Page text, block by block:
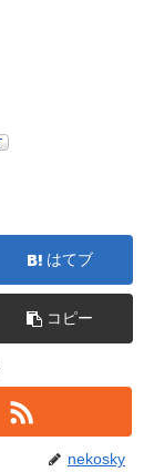
はてブ
コピー
nekosky